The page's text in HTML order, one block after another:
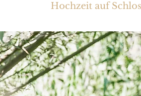
Hochzeit auf